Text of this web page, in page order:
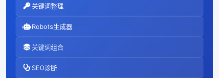
关键词整理
Robots生成器
关键词组合
SEO诊断